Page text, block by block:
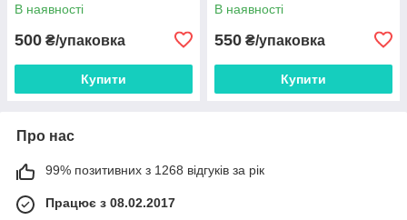
В наявності
500 ₴/упаковка
Купити
В наявності
550 ₴/упаковка
Купити
Про нас
99% позитивних з 1268 відгуків за рік
Працює з 08.02.2017